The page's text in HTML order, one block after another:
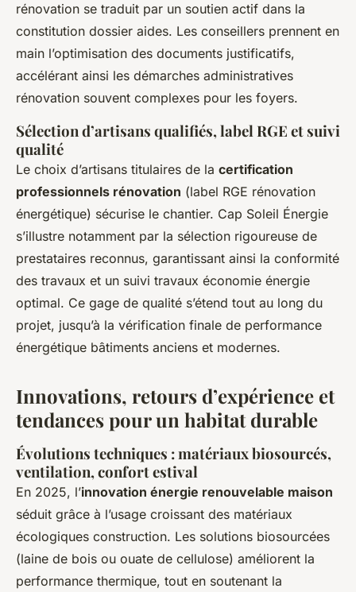
rénovation se traduit par un soutien actif dans la
constitution dossier aides. Les conseillers prennent en
main l’optimisation des documents justificatifs,
accélérant ainsi les démarches administratives
rénovation souvent complexes pour les foyers.
Sélection d’artisans qualifiés, label RGE et suivi
qualité
Le choix d’artisans titulaires de la certification
professionnels rénovation (label RGE rénovation
énergétique) sécurise le chantier. Cap Soleil Énergie
s’illustre notamment par la sélection rigoureuse de
prestataires reconnus, garantissant ainsi la conformité
des travaux et un suivi travaux économie énergie
optimal. Ce gage de qualité s’étend tout au long du
projet, jusqu’à la vérification finale de performance
énergétique bâtiments anciens et modernes.
Innovations, retours d’expérience et
tendances pour un habitat durable
Évolutions techniques : matériaux biosourcés,
ventilation, confort estival
En 2025, l’innovation énergie renouvelable maison
séduit grâce à l’usage croissant des matériaux
écologiques construction. Les solutions biosourcées
(laine de bois ou ouate de cellulose) améliorent la
performance thermique, tout en soutenant la